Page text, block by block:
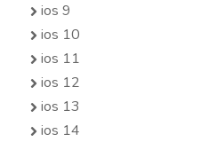
ios 9
ios 10
ios 11
ios 12
ios 13
ios 14